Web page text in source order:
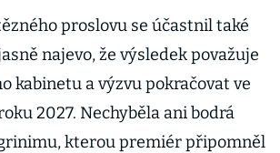
všech, slíbil
Pellegrini.
Rozhodl
strach, uznal
porážku
Korčok
proslovu se účastnil také
najevo, že výsledek považuje
kabinetu a výzvu pokračovat ve
2027. Nechyběla ani bodrá
kterou premiér připomněl